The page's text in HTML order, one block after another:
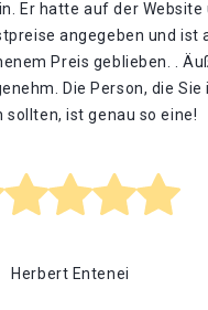
Er hatte auf der Website
angegeben und ist
Preis geblieben. .
Die Person, die Sie
sollten, ist genau so eine!
Herbert Entenei